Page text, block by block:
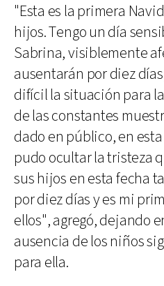
"Esta es la primera
hijos. Tengo un día
Sabrina, visiblemente
ausentarán por diez
difícil la situación para
de las constantes
dado en público, en
pudo ocultar la tristeza
sus hijos en esta fecha
por diez días y es mi
ellos", agregó, dejando
ausencia de los niños
para ella.